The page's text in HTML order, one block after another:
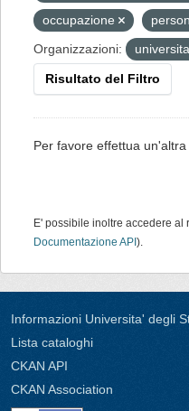
occupazione
Organizzazioni:
Risultato del Filtro
Per favore effettua un'altra
E' possibile inoltre accedere al
Documentazione API ).
Informazioni Universita' degli
Lista cataloghi
CKAN API
CKAN Association